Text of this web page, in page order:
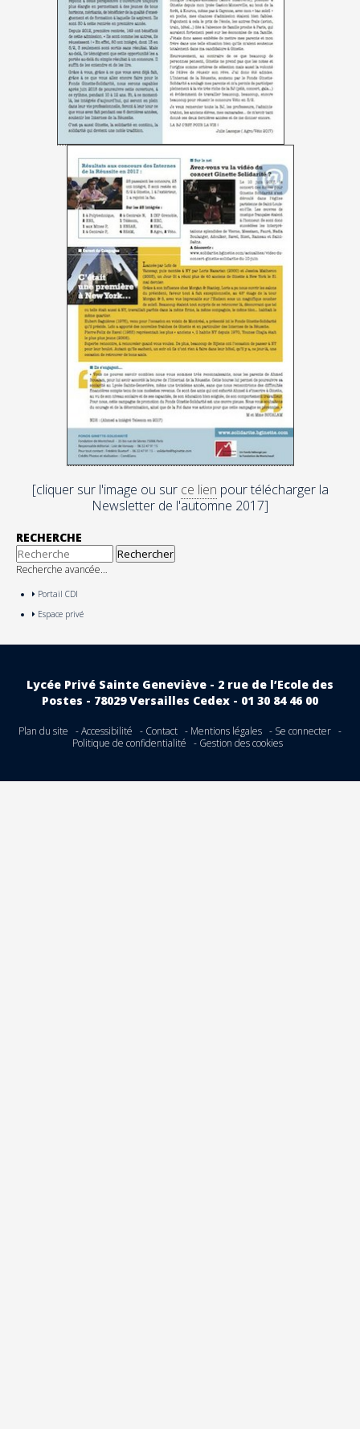
[cliquer sur l'image ou sur ce lien pour télécharger la
Newsletter de l'automne 2017]
RECHERCHE
Recherche avancée…
Portail CDI
Espace privé
Lycée Privé Sainte Geneviève - 2 rue de l’Ecole des
Postes - 78029 Versailles Cedex - 01 30 84 46 00
Plan du site Accessibilité Contact Mentions légales
Se connecter
Politique de confidentialité
Gestion des cookies